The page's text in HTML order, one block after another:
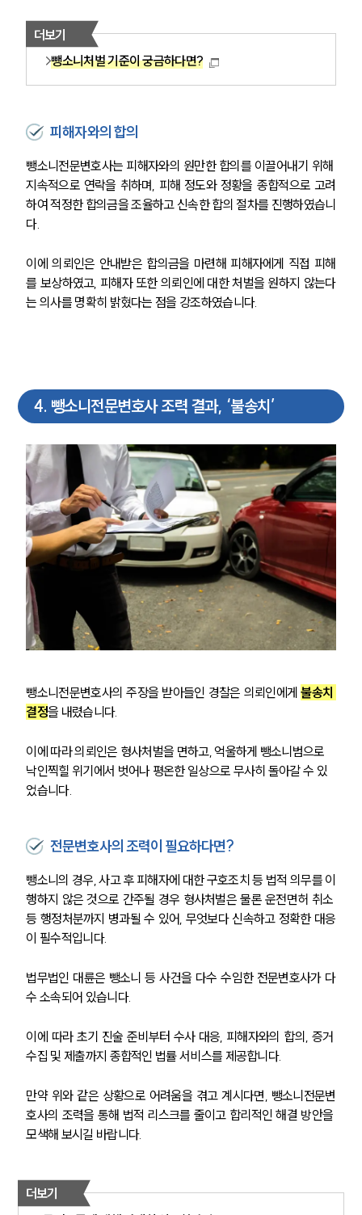
대륜의 강점
오시는 길
글로벌 파트너 로펌
고객의 소리
형사 주요 업무사례
사례분석/최신동향
법률지식인
형사소송·상담후기
형사그룹 업무
전체
더보기
뺑소니처벌 기준이 궁금하다면?
피해자와의 합의
뺑소니전문변호사는 피해자와의 원만한 합의를 이끌어내기 위해
지속적으로 연락을 취하며, 피해 정도와 정황을 종합적으로 고려
하여 적정한 합의금을 조율하고 신속한 합의 절차를 진행하였습니
다.
이에 의뢰인은 안내받은 합의금을 마련해 피해자에게 직접 피해
를 보상하였고, 피해자 또한 의뢰인에 대한 처벌을 원하지 않는다
는 의사를 명확히 밝혔다는 점을 강조하였습니다.
4. 뺑소니전문변호사 조력 결과, ‘불송치’
뺑소니전문변호사의 주장을 받아들인 경찰은 의뢰인에게 불송치
결정을 내렸습니다.
이에 따라 의뢰인은 형사처벌을 면하고, 억울하게 뺑소니범으로
낙인찍힐 위기에서 벗어나 평온한 일상으로 무사히 돌아갈 수 있
었습니다.
전문변호사의 조력이 필요하다면?
뺑소니의 경우, 사고 후 피해자에 대한 구호조치 등 법적 의무를 이
행하지 않은 것으로 간주될 경우 형사처벌은 물론 운전면허 취소
등 행정처분까지 병과될 수 있어, 무엇보다 신속하고 정확한 대응
이 필수적입니다.
법무법인 대륜은 뺑소니 등 사건을 다수 수임한 전문변호사가 다
수 소속되어 있습니다.
이에 따라 초기 진술 준비부터 수사 대응, 피해자와의 합의, 증거
수집 및 제출까지 종합적인 법률 서비스를 제공합니다.
만약 위와 같은 상황으로 어려움을 겪고 계시다면, 뺑소니전문변
호사의 조력을 통해 법적 리스크를 줄이고 합리적인 해결 방안을
모색해 보시길 바랍니다.
더보기